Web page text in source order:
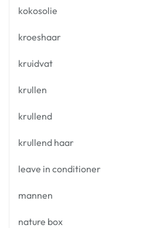
kokosolie
kroeshaar
kruidvat
krullen
krullend
krullend haar
leave in conditioner
mannen
nature box